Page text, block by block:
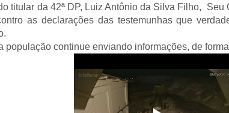
titular da 42ª DP, Luiz Antônio da Silva Filho,
as declarações das testemunhas que
população continue enviando informações, de